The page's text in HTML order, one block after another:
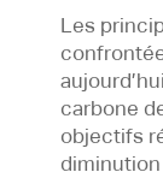
Les
carbone
objectifs